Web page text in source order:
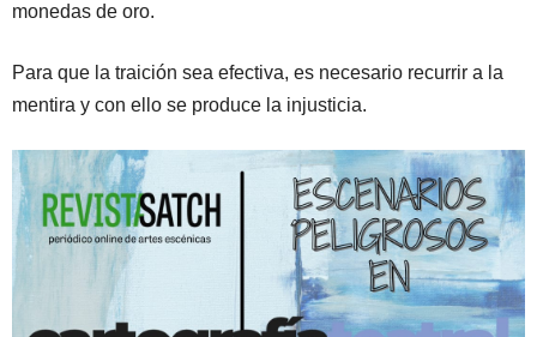
monedas de oro.
Para que la traición sea efectiva, es necesario recurrir a la
mentira y con ello se produce la injusticia.